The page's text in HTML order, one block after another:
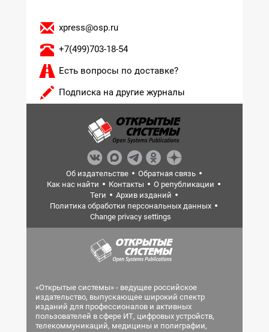
xpress@osp.ru
+7(499)703-18-54
Есть вопросы по доставке?
Подписка на другие журналы
Об издательстве
Обратная связь
Как нас найти
Контакты
О републикации
Теги
Архив изданий
Политика обработки персональных данных
Change privacy settings
«Открытые системы» - ведущее российское
издательство, выпускающее широкий спектр
изданий для профессионалов и активных
пользователей в сфере ИТ, цифровых устройств,
телекоммуникаций, медицины и полиграфии,